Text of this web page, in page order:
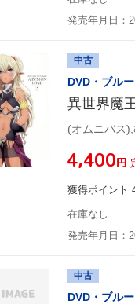
発売年月日：
中古
DVD・ブル
異世界魔
¥4,400円
獲得ポイント
在庫なし
発売年月日：
中古
DVD・ブル